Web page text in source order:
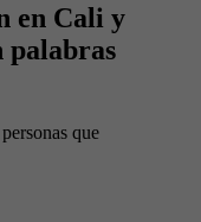
en Cali y
palabras
que